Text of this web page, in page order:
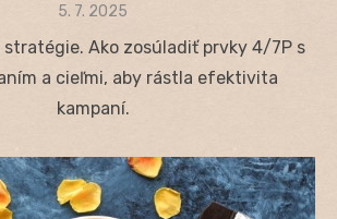
Posted
5. 7. 2025
Ako zosúladiť prvky 4/7P s
a cieľmi, aby rástla efektivita
kampaní.